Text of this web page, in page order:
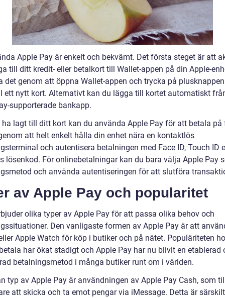
Apple Pay är enkelt och bekvämt. Det första steget är att
till ditt kredit- eller betalkort till Wallet-appen på din Apple-
det genom att öppna Wallet-appen och trycka på
ett nytt kort. Alternativt kan du lägga till kortet automatiskt
supporterade bankapp.
ha lagt till ditt kort kan du använda Apple Pay för att betala på
att helt enkelt hålla din enhet nära en kontaktlös
och autentisera betalningen med Face ID, Touch ID
lösenkod. För onlinebetalningar kan du bara välja Apple Pay
och använda autentiseringen för att slutföra
av Apple Pay och popularitet
olika typer av Apple Pay för att passa olika behov och
Den vanligaste formen av Apple Pay är att
Apple Watch för köp i butiker och på nätet. Populäriteten
har ökat stadigt och Apple Pay har nu blivit en etablerad
betalningsmetod i många butiker runt om i världen.
typ av Apple Pay är användningen av Apple Pay Cash, som
att skicka och ta emot pengar via iMessage. Detta är särskilt